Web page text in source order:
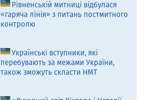
Рівненській митниці відбулася
«гаряча лінія» з питань постмитного
контролю
Українські вступники, які
перебувають за межами України,
також зможуть скласти НМТ